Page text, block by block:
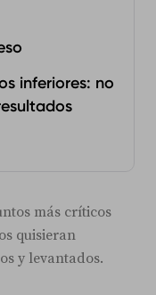
inferiores: no
más críticos
quisieran
y levantados.